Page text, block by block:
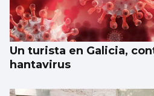
Un turista en Galicia,
hantavirus